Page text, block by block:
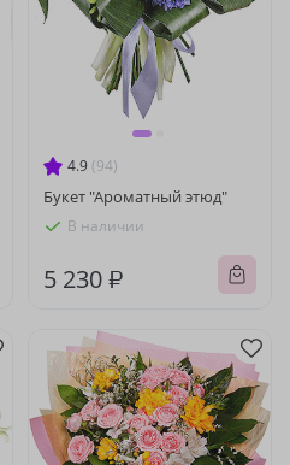
4.9 (94)
Букет "Ароматный этюд"
В наличии
5 230 ₽